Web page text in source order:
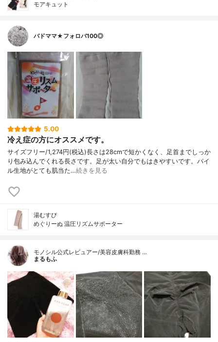
モアキュット
バドママ★フォロバ100◎
5.00
冷え症の方にオススメです。
サイズフリー/1,274円(税込)長さは28cmで短かくなく、足首までしっか
り包み込んでくれる長さです。足が太い自分でもはきやすいです。パイ
ル生地がとても肌当た…続きを見る
湯むすび
めぐりーぬ 温圧リズムサポーター
モノシル公式レビュアー/美容皮膚科勤務 …
まるもふ